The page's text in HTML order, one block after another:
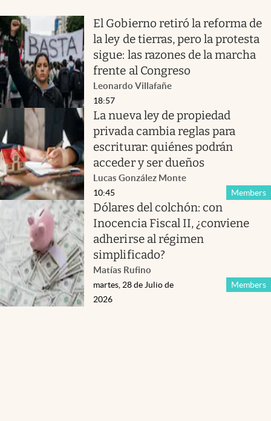
El Gobierno retiró la reforma de
la ley de tierras, pero la protesta
sigue: las razones de la marcha
frente al Congreso
Leonardo Villafañe
18:57
La nueva ley de propiedad
privada cambia reglas para
escriturar: quiénes podrán
acceder y ser dueños
Lucas González Monte
Members
10:45
Dólares del colchón: con
Inocencia Fiscal II, ¿conviene
adherirse al régimen
simplificado?
Matías Rufino
Members
martes, 28 de Julio de
2026